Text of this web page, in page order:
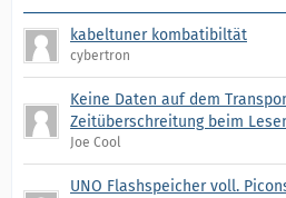
kabeltuner kombatibiltät
cybertron
Keine Daten auf dem
Zeitüberschreitung beim
Joe Cool
UNO Flashspeicher voll.